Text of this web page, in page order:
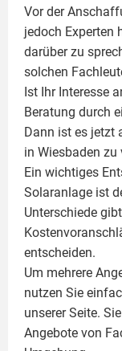
Vor der
jedoch Experten
darüber zu
solchen
Ist Ihr Interesse
Beratung durch
Dann ist es jetzt
in Wiesbaden zu
Ein wichtiges
Solaranlage ist
Unterschiede
entscheiden.
Um mehrere
nutzen Sie
unserer Seite.
Angebote von